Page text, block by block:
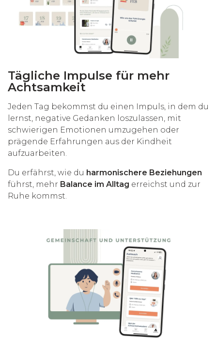
Tägliche Impulse für mehr
Achtsamkeit
Jeden Tag bekommst du einen Impuls, in dem du
lernst, negative Gedanken loszulassen, mit
schwierigen Emotionen umzugehen oder
prägende Erfahrungen aus der Kindheit
aufzuarbeiten.
Du erfährst, wie du harmonischere Beziehungen
führst, mehr Balance im Alltag erreichst und zur
Ruhe kommst.